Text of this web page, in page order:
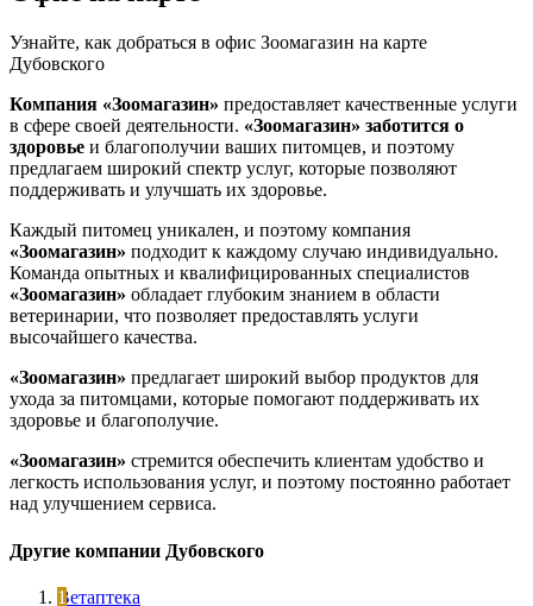
Узнайте, как добраться в офис Зоомагазин на карте
Дубовского
Компания «Зоомагазин» предоставляет качественные услуги
в сфере своей деятельности. «Зоомагазин» заботится о
здоровье и благополучии ваших питомцев, и поэтому
предлагаем широкий спектр услуг, которые позволяют
поддерживать и улучшать их здоровье.
Каждый питомец уникален, и поэтому компания
«Зоомагазин» подходит к каждому случаю индивидуально.
Команда опытных и квалифицированных специалистов
«Зоомагазин» обладает глубоким знанием в области
ветеринарии, что позволяет предоставлять услуги
высочайшего качества.
«Зоомагазин» предлагает широкий выбор продуктов для
ухода за питомцами, которые помогают поддерживать их
здоровье и благополучие.
«Зоомагазин» стремится обеспечить клиентам удобство и
легкость использования услуг, и поэтому постоянно работает
над улучшением сервиса.
Другие компании Дубовского
Ветаптека